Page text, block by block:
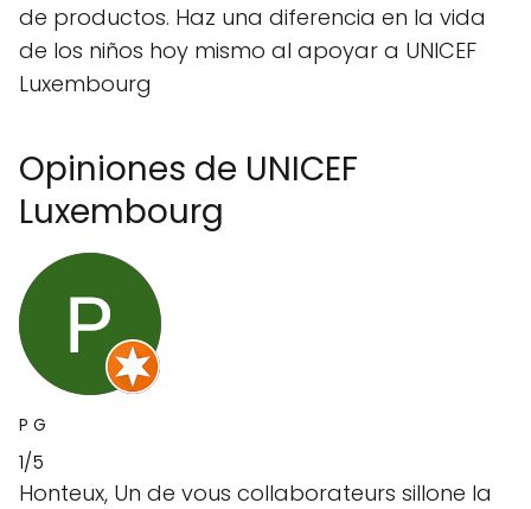
de productos. Haz una diferencia en la vida
de los niños hoy mismo al apoyar a UNICEF
Luxembourg
Opiniones de UNICEF
Luxembourg
P G
1/5
Honteux, Un de vous collaborateurs sillone la